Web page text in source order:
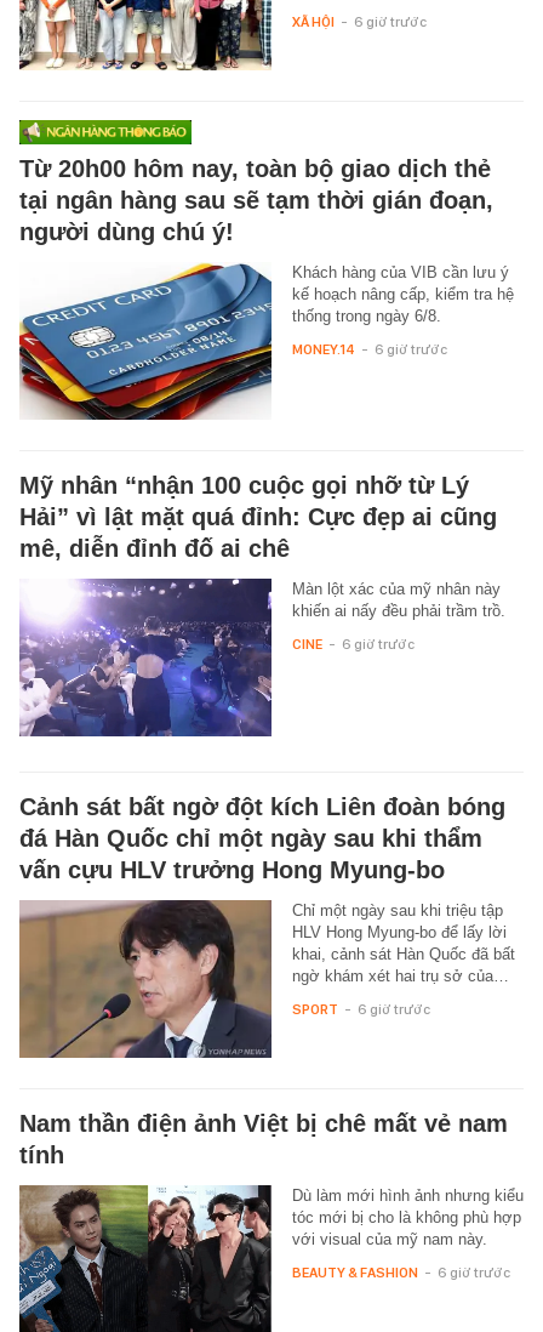
XÃ HỘI - 6 giờ trước
Từ 20h00 hôm nay, toàn bộ giao dịch thẻ
tại ngân hàng sau sẽ tạm thời gián đoạn,
người dùng chú ý!
Khách hàng của VIB cần lưu ý
kế hoạch nâng cấp, kiểm tra hệ
thống trong ngày 6/8.
MONEY.14 - 6 giờ trước
Mỹ nhân “nhận 100 cuộc gọi nhỡ từ Lý
Hải” vì lật mặt quá đỉnh: Cực đẹp ai cũng
mê, diễn đỉnh đố ai chê
Màn lột xác của mỹ nhân này
khiến ai nấy đều phải trầm trồ.
CINE - 6 giờ trước
Cảnh sát bất ngờ đột kích Liên đoàn bóng
đá Hàn Quốc chỉ một ngày sau khi thẩm
vấn cựu HLV trưởng Hong Myung-bo
Chỉ một ngày sau khi triệu tập
HLV Hong Myung-bo để lấy lời
khai, cảnh sát Hàn Quốc đã bất
ngờ khám xét hai trụ sở của…
SPORT - 6 giờ trước
Nam thần điện ảnh Việt bị chê mất vẻ nam
tính
Dù làm mới hình ảnh nhưng kiểu
tóc mới bị cho là không phù hợp
với visual của mỹ nam này.
BEAUTY & FASHION - 6 giờ trước